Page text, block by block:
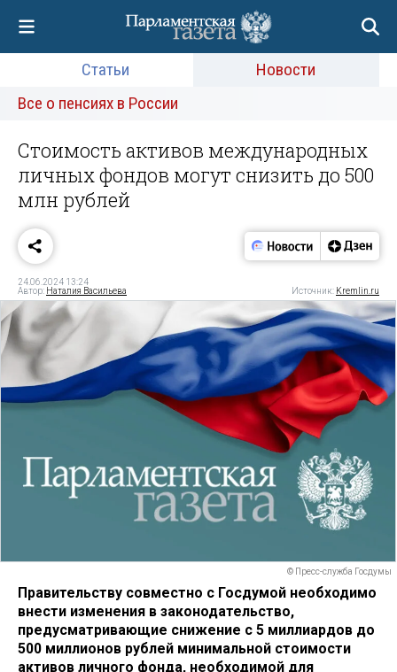
Статьи
Новости
Все о пенсиях в России
Стоимость активов международных
личных фондов могут снизить до 500
млн рублей
24.06.2024 13:24
Автор: Наталия Васильева Источник: Kremlin.ru
© Пресс-служба Госдумы
Правительству совместно с Госдумой необходимо
внести изменения в законодательство,
предусматривающие снижение с 5 миллиардов до
500 миллионов рублей минимальной стоимости
активов личного фонда, необходимой для